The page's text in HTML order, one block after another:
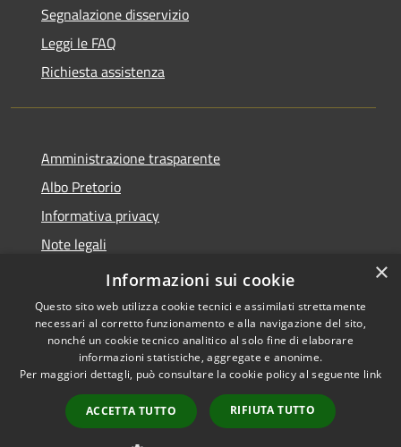
Segnalazione disservizio
Leggi le FAQ
Richiesta assistenza
Amministrazione trasparente
Albo Pretorio
Informativa privacy
Note legali
Dichiarazione di accessibilità
Accessibilità
Copyright © 2026 • Comune di
Rotella • Powered by
Municipium•
Accesso
redazione
×
Informazioni sui cookie
Questo sito web utilizza cookie tecnici e assimilati strettamente
necessari al corretto funzionamento e alla navigazione del sito,
nonché un cookie tecnico analitico al solo fine di elaborare
informazioni statistiche, aggregate e anonime.
Per maggiori dettagli, può consultare la cookie policy al seguente link
ACCETTA TUTTO RIFIUTA TUTTO